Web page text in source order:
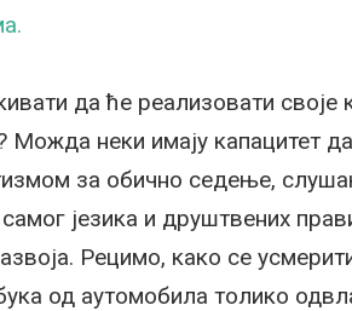
да ће реализовати своје
неки имају капацитет
за обично седење,
језика и друштвених
Рецимо, како се
од аутомобила толико